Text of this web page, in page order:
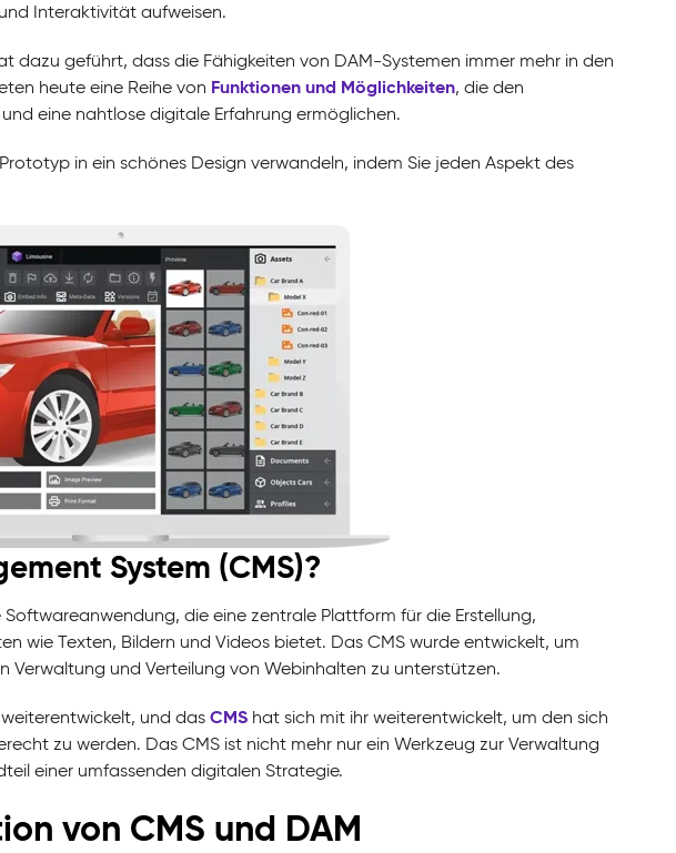
Interaktivität aufweisen.
dazu geführt, dass die Fähigkeiten von DAM-Systemen immer mehr in den
heute eine Reihe von Funktionen und Möglichkeiten, die den
eine nahtlose digitale Erfahrung ermöglichen.
in ein schönes Design verwandeln, indem Sie jeden Aspekt des
System (CMS)?
die eine zentrale Plattform für die Erstellung,
wie Texten, Bildern und Videos bietet. Das CMS wurde entwickelt, um
und Verteilung von Webinhalten zu unterstützen.
und das CMShat sich mit ihr weiterentwickelt, um den sich
zu werden. Das CMS ist nicht mehr nur ein Werkzeug zur Verwaltung
einer umfassenden digitalen Strategie.
von CMS und DAM